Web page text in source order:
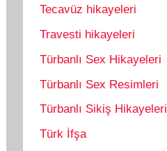
Tecavüz hikayeleri
Travesti hikayeleri
Türbanlı Sex Hikayeleri
Türbanlı Sex Resimleri
Türbanlı Sikiş Hikayeleri
Türk İfşa